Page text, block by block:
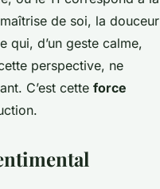
de soi, la douceur
qui, d’un geste calme,
perspective, ne
C’est cette force